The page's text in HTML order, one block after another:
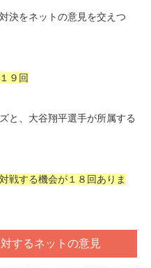
決をネットの意見を交えつ
９回
と、大谷翔平選手が所属する
戦する機会が１８回ありま
するネットの意見